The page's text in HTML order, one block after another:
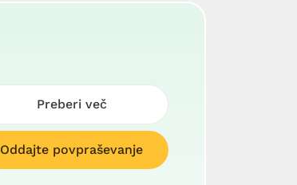
Preberi več
Oddajte povpraševanje